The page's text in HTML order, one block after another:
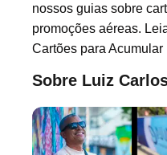
nossos guias sobre
promoções aéreas.
Cartões para Acumular
Sobre Luiz